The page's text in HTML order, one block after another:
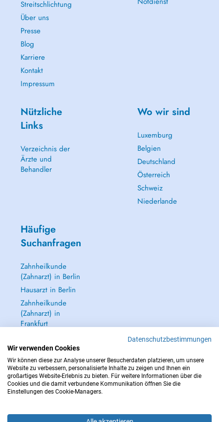
Streitschlichtung
Über uns
Presse
Blog
Karriere
Kontakt
Impressum
Nützliche
Links
Verzeichnis der
Ärzte und
Behandler
Wo wir sind
Luxemburg
Belgien
Deutschland
Österreich
Schweiz
Niederlande
Häufige
Suchanfragen
Zahnheilkunde
(Zahnarzt) in Berlin
Hausarzt in Berlin
Zahnheilkunde
(Zahnarzt) in
Frankfurt
(Hautarzt) in
Frankfurt
Alle anzeigen →
Datenschutzbestimmungen
Wir verwenden Cookies
Wir können diese zur Analyse unserer Besucherdaten platzieren, um unsere
Website zu verbessern, personalisierte Inhalte zu zeigen und Ihnen ein
großartiges Website-Erlebnis zu bieten. Für weitere Informationen über die
Cookies und die damit verbundene Kommunikation öffnen Sie die
Einstellungen des Cookie-Managers.